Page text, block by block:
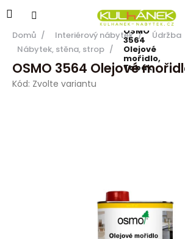
na
Domů / Interiérový nábytek / Údržba
Nábytek, stěna, strop /
OSMO
3564
Olejové
mořidlo,
Tabák
OSMO 3564 Olejové
Kód: Zvolte variantu